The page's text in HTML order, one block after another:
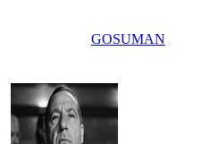
GOSUMAN